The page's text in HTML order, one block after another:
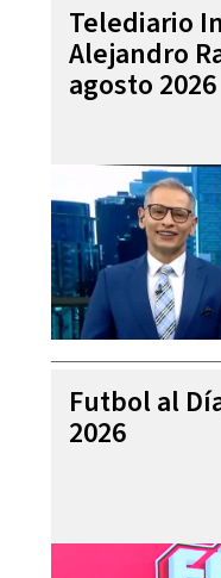
Telediario
Alejandro
agosto 2026
Futbol al
2026